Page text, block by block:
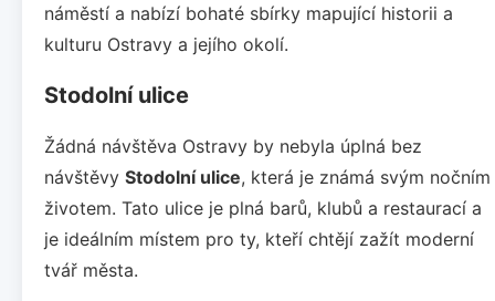
náměstí a nabízí bohaté sbírky mapující historii a
kulturu Ostravy a jejího okolí.
Stodolní ulice
Žádná návštěva Ostravy by nebyla úplná bez
návštěvy Stodolní ulice, která je známá svým nočním
životem. Tato ulice je plná barů, klubů a restaurací a
je ideálním místem pro ty, kteří chtějí zažít moderní
tvář města.